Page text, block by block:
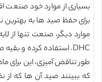
بسیاری از موارد خود صنعت
موارد دیگر، صنعت تنها از
طور تناقض آمیزی، این برای